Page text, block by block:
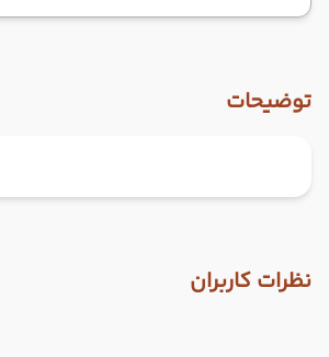
توضیحات
نظرات کاربران